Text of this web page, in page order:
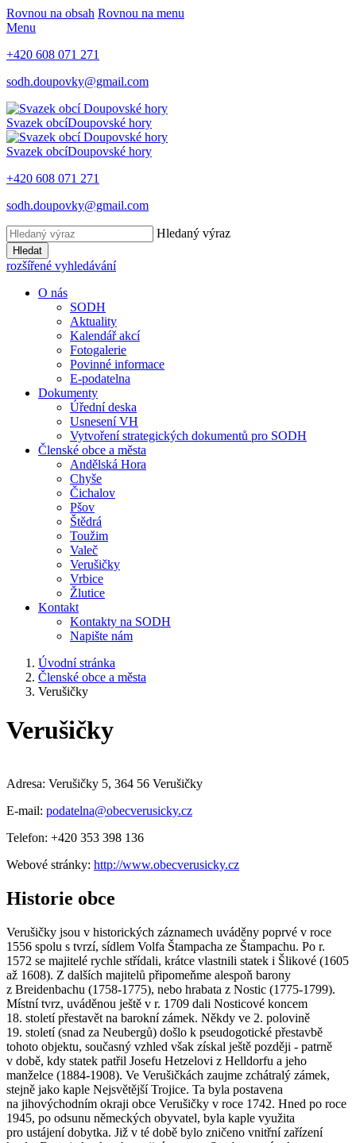
Rovnou na obsah Rovnou na menu
Menu
+420 608 071 271
sodh.doupovky@gmail.com
Svazek obcíDoupovské hory
Svazek obcíDoupovské hory
+420 608 071 271
sodh.doupovky@gmail.com
Hledaný výraz
Hledat
rozšířené vyhledávání
O nás
SODH
Aktuality
Kalendář akcí
Fotogalerie
Povinné informace
E-podatelna
Dokumenty
Úřední deska
Usnesení VH
Vytvoření strategických dokumentů pro SODH
Členské obce a města
Andělská Hora
Chyše
Čichalov
Pšov
Štědrá
Toužim
Valeč
Verušičky
Vrbice
Žlutice
Kontakt
Kontakty na SODH
Napište nám
Úvodní stránka
Členské obce a města
Verušičky
Verušičky
Adresa: Verušičky 5, 364 56 Verušičky
E-mail: podatelna@obecverusicky.cz
Telefon: +420 353 398 136
Webové stránky: http://www.obecverusicky.cz
Historie obce
Verušičky jsou v historických záznamech uváděny poprvé v roce
1556 spolu s tvrzí, sídlem Volfa Štampacha ze Štampachu. Po r.
1572 se majitelé rychle střídali, krátce vlastnili statek i Šlikové (1605
až 1608). Z dalších majitelů připomeňme alespoň barony
z Breidenbachu (1758-1775), nebo hrabata z Nostic (1775-1799).
Místní tvrz, uváděnou ještě v r. 1709 dali Nosticové koncem
18. století přestavět na barokní zámek. Někdy ve 2. polovině
19. století (snad za Neubergů) došlo k pseudogotické přestavbě
tohoto objektu, současný vzhled však získal ještě později - patrně
v době, kdy statek patřil Josefu Hetzelovi z Helldorfu a jeho
manželce (1884-1908). Ve Verušičkách zaujme zchátralý zámek,
stejně jako kaple Nejsvětější Trojice. Ta byla postavena
na jihovýchodním okraji obce Verušičky v roce 1742. Hned po roce
1945, po odsunu německých obyvatel, byla kaple využita
pro ustájení dobytka. Již v té době bylo zničeno vnitřní zařízení